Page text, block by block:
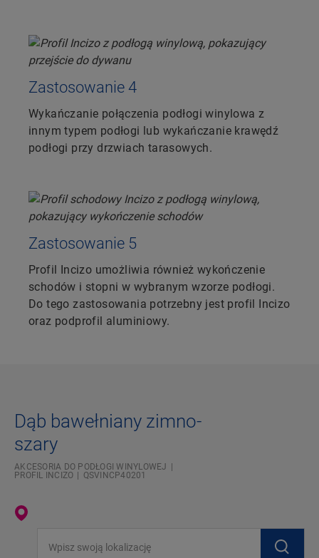
Zastosowanie 4
Wykańczanie połączenia podłogi winylowa z
innym typem podłogi lub wykańczanie krawędź
podłogi przy drzwiach tarasowych.
Zastosowanie 5
Profil Incizo umożliwia również wykończenie
schodów i stopni w wybranym wzorze podłogi.
Do tego zastosowania potrzebny jest profil Incizo
oraz podprofil aluminiowy.
Dąb bawełniany zimno-
szary
AKCESORIA DO PODŁOGI WINYLOWEJ
PROFIL INCIZO
QSVINCP40201